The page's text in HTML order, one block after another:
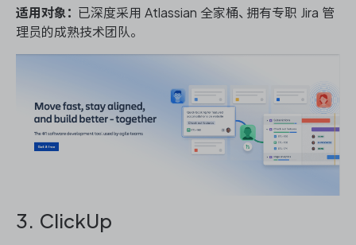
适用对象：
已深度采用 Atlassian 全家桶、拥有专职 Jira 管
理员的成熟技术团队。
3. ClickUp